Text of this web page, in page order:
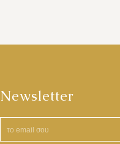
Newsletter